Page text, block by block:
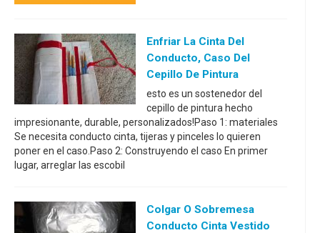
Enfriar La Cinta Del
Conducto, Caso Del
Cepillo De Pintura
esto es un sostenedor del
cepillo de pintura hecho
impresionante, durable, personalizados!Paso 1: materiales
Se necesita conducto cinta, tijeras y pinceles lo quieren
poner en el caso.Paso 2: Construyendo el caso En primer
lugar, arreglar las escobil
Colgar O Sobremesa
Conducto Cinta Vestido